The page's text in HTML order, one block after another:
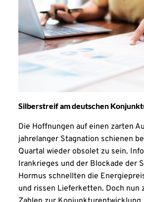
Silberstreif am deutschen
Die Hoffnungen auf einen zarten
jahrelanger Stagnation schienen
Quartal wieder obsolet zu sein.
Irankrieges und der Blockade der
Hormus schnellten die
und rissen Lieferketten. Doch nun